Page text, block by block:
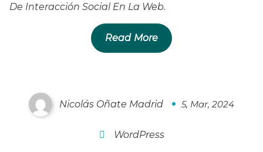
De Interacción Social En La Web.
Read More
WordPress 2024
0
Nicolás Oñate Madrid 5, Mar, 2024
WordPress